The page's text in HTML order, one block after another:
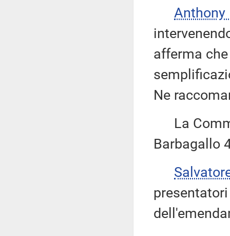
Anthony
afferma
Ne
La
Barbagallo